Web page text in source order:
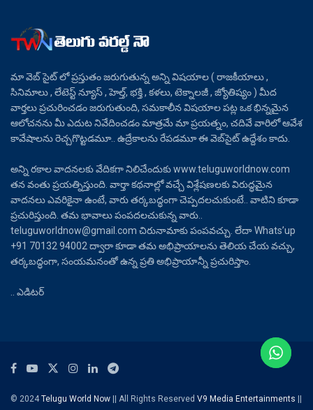
మా వెబ్ సైట్ లో ప్రస్తుతం జరుగుతున్న అన్ని విషయాల ( రాజకీయాలు ,
సినిమాలు , లేటెస్ట్ న్యూస్ , హెల్త్, భక్తి , కళలు, టెక్నాలజీ , జ్యోతిష్యం ) మీద
వార్తలు ప్రచురించడం జరుగుతుంది, సమకాలీన విషయాల పట్ల ఒక భిన్నమైన
ఆలోచనను మీ ఎదుట నివేదించడం మాత్రమే మా ప్రయత్నం, చదివే వారిలో ఆవేశ
కావేషాలను రెచ్చగొట్టడమూ.. ఉద్రేకాలను రేపడమూ ఈ వెబ్‌సైట్ ఉద్దేశం కాదు.
అన్ని రకాల వాదనలకు వేదికగా నిలిచేందుకు www.teluguworldnow.com
తన వంతు ప్రయత్నిస్తుంది. వార్తా కథనాల్లో వచ్చే విశ్లేషణలకు విరుద్ధమైన
వాదనలు ఎవరికైనా ఉంటే, వారు తర్కబద్ధంగా చెప్పదలచుకుంటే.. వాటిని కూడా
ప్రచురిస్తుంది. తమ భావాలు పంపదలచుకున్న వారు..
teluguworldnow@gmail.com చిరునామాకు పంపవచ్చు. లేదా Whats’up
+91 70132 94002 ద్వారా కూడా తమ అభిప్రాయాలను తెలియ చేయ వచ్చు,
తర్కబద్ధంగా, సంయమనంతో ఉన్న ప్రతి అభిప్రాయాన్నీ ప్రచురిస్తాం.
.. ఎడిటర్
© 2024Telugu World Now || All Rights Reserved V9 Media Entertainments